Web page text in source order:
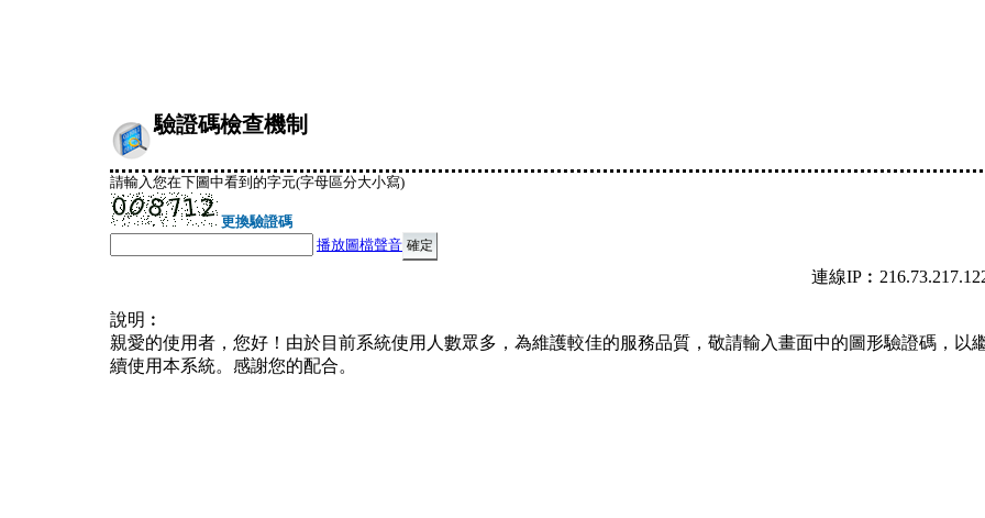
驗證碼檢查機制
請輸入您在下圖中看到的字元(字母區分大小寫)
更換驗證碼
播放圖檔聲音
連線
說明︰
親愛的使用者，您好！由於目前系統使用人數眾多，為維護較佳的服務品質，敬請輸入畫面中的圖形驗證碼，以
續使用本系統。感謝您的配合。